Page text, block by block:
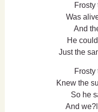
Frosty
Was
And
He
Just the
Frosty
Knew the
So he
And